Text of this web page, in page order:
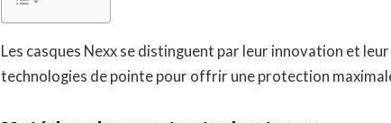
Les casques Nexx se distinguent par leur innovation et
technologies de pointe pour offrir une protection